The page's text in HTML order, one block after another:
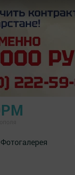
Фотогалерея